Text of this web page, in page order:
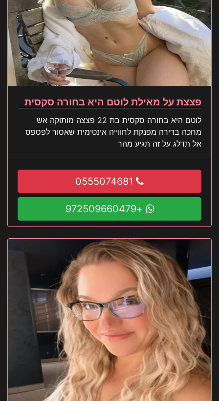
פצצת על מאילת לוטם היא בחורה סקסית
לוטם היא בחורה סקסית בת 22 פצצה מותוקה אש
מחכה בדירה מפנקת לחווייה אינטימית שאסור לפספס
אל תדלג על זה תגיע מהר
+972509660479